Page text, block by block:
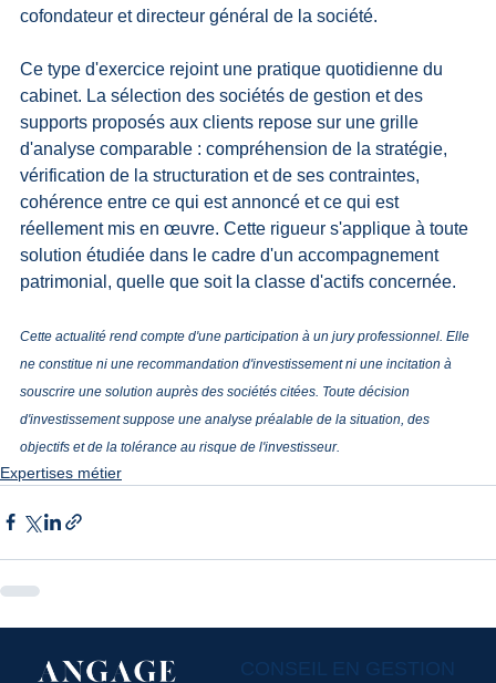
cofondateur et directeur général de la société.
Ce type d'exercice rejoint une pratique quotidienne du
cabinet. La sélection des sociétés de gestion et des
supports proposés aux clients repose sur une grille
d'analyse comparable : compréhension de la stratégie,
vérification de la structuration et de ses contraintes,
cohérence entre ce qui est annoncé et ce qui est
réellement mis en œuvre. Cette rigueur s'applique à toute
solution étudiée dans le cadre d'un accompagnement
patrimonial, quelle que soit la classe d'actifs concernée.
Cette actualité rend compte d'une participation à un jury professionnel. Elle
ne constitue ni une recommandation d'investissement ni une incitation à
souscrire une solution auprès des sociétés citées. Toute décision
d'investissement suppose une analyse préalable de la situation, des
objectifs et de la tolérance au risque de l'investisseur.
Expertises métier
CONSEIL EN GESTION